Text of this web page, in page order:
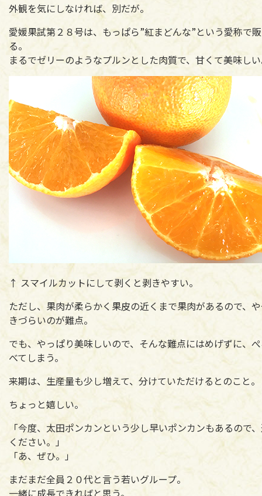
外観を気にしなければ、別だが。
愛媛果試第２８号は、もっぱら”紅まどんな”という愛称で
る。
まるでゼリーのようなプルンとした肉質で、甘くて美味し
↑ スマイルカットにして剥くと剥きやすい。
ただし、果肉が柔らかく果皮の近くまで果肉があるので、
きづらいのが難点。
でも、やっぱり美味しいので、そんな難点にはめげずに、
べてしまう。
来期は、生産量も少し増えて、分けていただけるとのこと。
ちょっと嬉しい。
「今度、太田ポンカンという少し早いポンカンもあるので
ください。」
「あ、ぜひ。」
まだまだ全員２０代と言う若いグループ。
一緒に成長できればと思う。